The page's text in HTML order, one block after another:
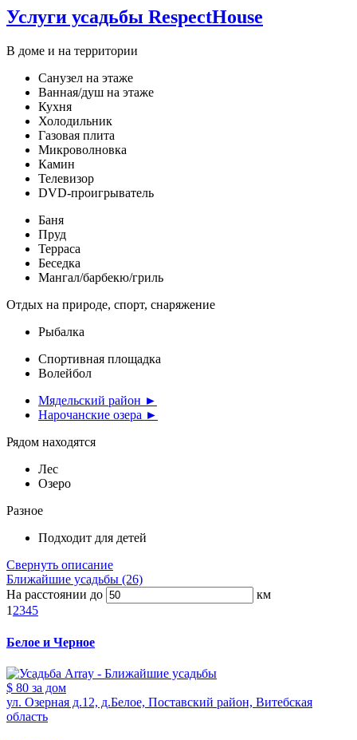
Услуги усадьбы RespectHouse
В доме и на территории
Санузел на этаже
Ванная/душ на этаже
Кухня
Холодильник
Газовая плита
Микроволновка
Камин
Телевизор
DVD-проигрыватель
Баня
Пруд
Терраса
Беседка
Мангал/барбекю/гриль
Отдых на природе, спорт, снаряжение
Рыбалка
Спортивная площадка
Волейбол
Мядельский район ►
Нарочанские озера ►
Рядом находятся
Лес
Озеро
Разное
Подходит для детей
Свернуть описание
Ближайшие усадьбы (26)
На расстоянии до
км
1 2345
Белое и Черное
$ 80 за дом
ул. Озерная д.12, д.Белое, Поставский район, Витебская
область